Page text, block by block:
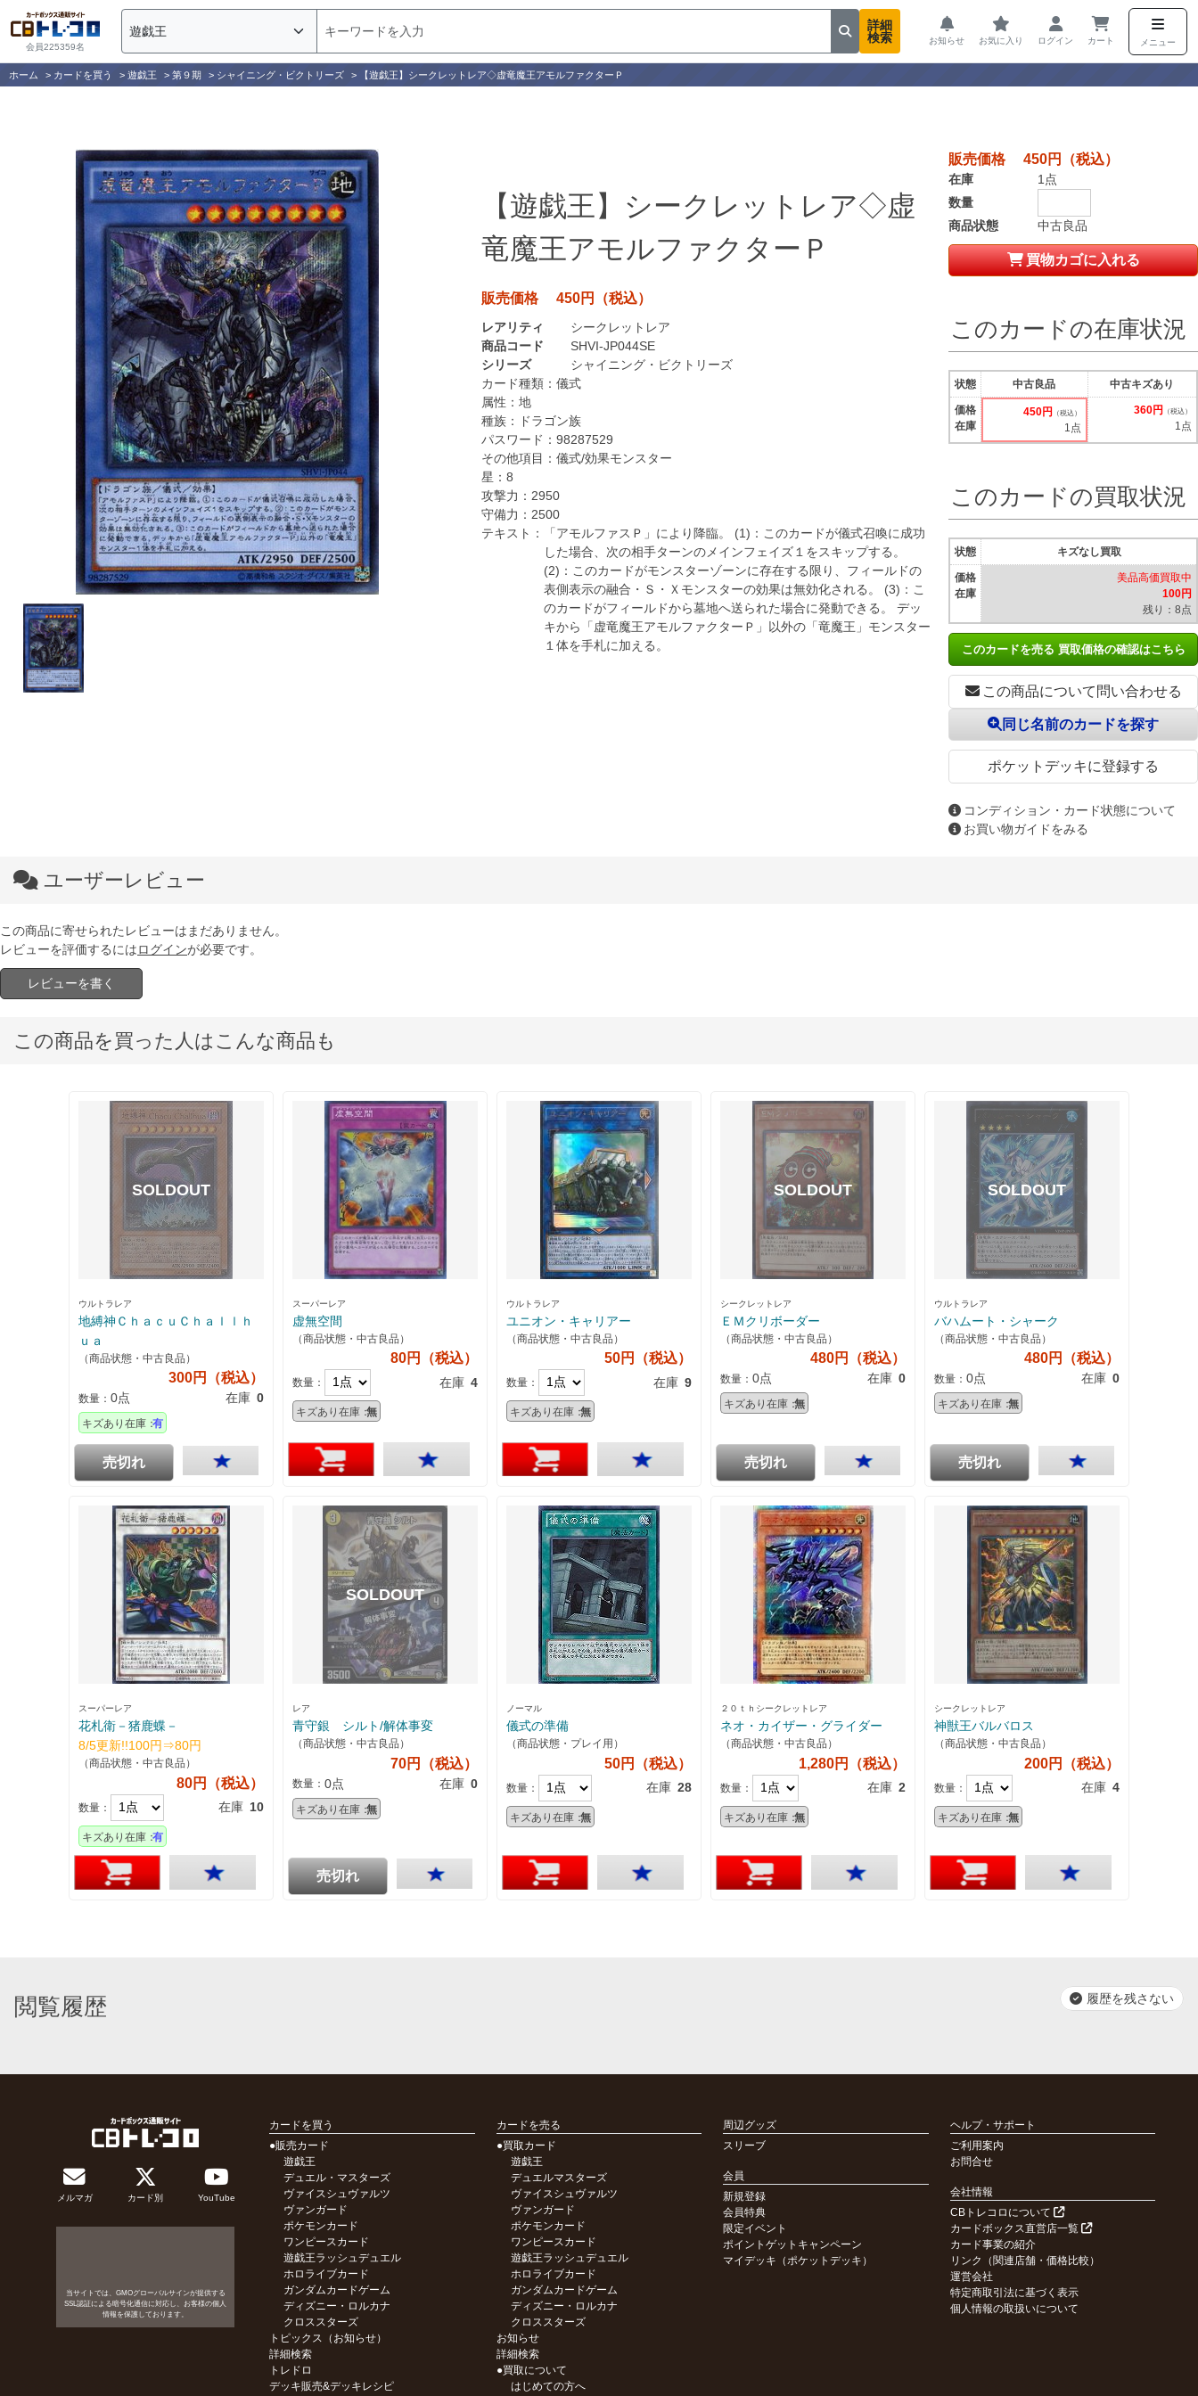
会員225359名
詳細
検索
お知らせ お気に入り ログイン カート メニュー
ホーム > カードを買う > 遊戯王 > 第９期 > シャイニング・ビクトリーズ > 【遊戯王】シークレットレア◇虚竜魔王アモルファクターＰ
【遊戯王】シークレットレア◇虚
竜魔王アモルファクターＰ
販売価格 450円（税込）
レアリティ
シークレットレア
商品コード
SHVI-JP044SE
シリーズ
シャイニング・ビクトリーズ
カード種類： 儀式
属性： 地
種族：
ドラゴン族
パスワード： 98287529
その他項目： 儀式/効果モンスター
星： 8
攻撃力： 2950
守備力： 2500
テキスト：
「アモルファスＰ」により降臨。 (1)：このカードが儀式召喚に成功
した場合、次の相手ターンのメインフェイズ１をスキップする。
(2)：このカードがモンスターゾーンに存在する限り、フィールドの
表側表示の融合・Ｓ・Ｘモンスターの効果は無効化される。 (3)：こ
のカードがフィールドから墓地へ送られた場合に発動できる。 デッ
キから「虚竜魔王アモルファクターＰ」以外の「竜魔王」モンスター
１体を手札に加える。
販売価格 450円（税込）
商品状態 中古良品
在庫
1点
数量
買物カゴに入れる
この商品について問い合わせる
ポケットデッキに登録する
同じ名前のカードを探す
コンディション・カード状態について
お買い物ガイドをみる
このカードの在庫状況
状態
価格
在庫
中古良品
450円 （税込）
1点
中古キズあり
360円 （税込）
1点
このカードの買取状況
状態
価格
在庫
キズなし買取
美品高価買取中
100円
残り：8点
このカードを売る 買取価格の確認はこちら
ユーザーレビュー
この商品に寄せられたレビューはまだありません。
レビューを評価するにはログインが必要です。
レビューを書く
この商品を買った人はこんな商品も
ウルトラレア
地縛神ＣｈａｃｕＣｈａｌｌｈ
ｕａ
（商品状態・中古良品）
300円（税込）
数量： 0点 在庫 0
キズあり在庫：有
売切れ
スーパーレア
虚無空間
（商品状態・中古良品）
80円（税込）
数量： 在庫 4
キズあり在庫：無
ウルトラレア
ユニオン・キャリアー
（商品状態・中古良品）
50円（税込）
数量： 在庫 9
キズあり在庫：無
シークレットレア
ＥＭクリボーダー
（商品状態・中古良品）
480円（税込）
数量： 0点 在庫 0
キズあり在庫：無
売切れ
ウルトラレア
バハムート・シャーク
（商品状態・中古良品）
480円（税込）
数量： 0点 在庫 0
キズあり在庫：無
売切れ
スーパーレア
花札衛－猪鹿蝶－
8/5更新!!100円⇒80円
（商品状態・中古良品）
80円（税込）
数量： 在庫 10
キズあり在庫：有
レア
青守銀 シルト/解体事変
（商品状態・中古良品）
70円（税込）
数量： 0点 在庫 0
キズあり在庫：無
売切れ
ノーマル
儀式の準備
（商品状態・プレイ用）
50円（税込）
数量： 在庫 28
キズあり在庫：無
２０ｔｈシークレットレア
ネオ・カイザー・グライダー
（商品状態・中古良品）
1,280円（税込）
数量： 在庫 2
キズあり在庫：無
シークレットレア
神獣王バルバロス
（商品状態・中古良品）
200円（税込）
数量： 在庫 4
キズあり在庫：無
閲覧履歴 履歴を残さない
メルマガ カード別 YouTube
当サイトでは、GMOグローバルサインが提供する
SSL認証による暗号化通信に対応し、お客様の個人
情報を保護しております。
カードを買う
●販売カード
遊戯王
デュエル・マスターズ
ヴァイスシュヴァルツ
ヴァンガード
ポケモンカード
ワンピースカード
遊戯王ラッシュデュエル
ホロライブカード
ガンダムカードゲーム
ディズニー・ロルカナ
クロススターズ
トピックス（お知らせ）
詳細検索
トレドロ
デッキ販売&デッキレシピ
カードを売る
●買取カード
遊戯王
デュエルマスターズ
ヴァイスシュヴァルツ
ヴァンガード
ポケモンカード
ワンピースカード
遊戯王ラッシュデュエル
ホロライブカード
ガンダムカードゲーム
ディズニー・ロルカナ
クロススターズ
お知らせ
詳細検索
●買取について
はじめての方へ
周辺グッズ
スリーブ
会員
新規登録
会員特典
限定イベント
ポイントゲットキャンペーン
マイデッキ（ポケットデッキ）
ヘルプ・サポート
ご利用案内
お問合せ
会社情報
CBトレコロについて
カードボックス直営店一覧
カード事業の紹介
リンク（関連店舗・価格比較）
運営会社
特定商取引法に基づく表示
個人情報の取扱いについて